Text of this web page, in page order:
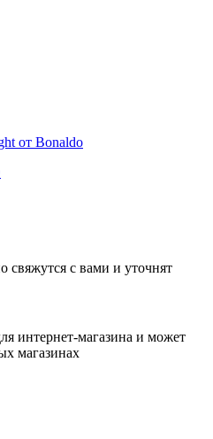
свяжутся с вами и уточнят
интернет-магазина и может
магазинах